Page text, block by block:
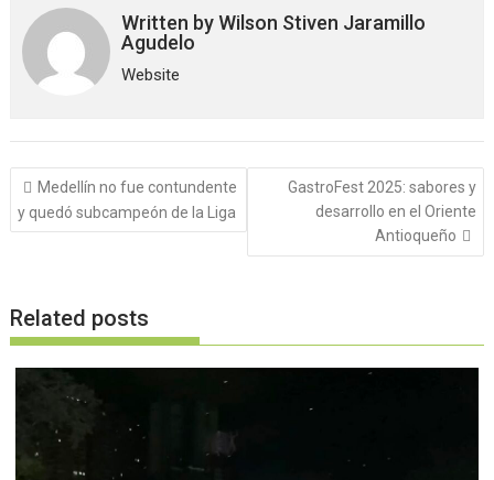
Written byWilson Stiven Jaramillo
Agudelo
Website
Navegación
de
entradas
Medellín no fue contundente
y quedó subcampeón de la Liga
GastroFest 2025: sabores y
desarrollo en el Oriente
Antioqueño
Related posts